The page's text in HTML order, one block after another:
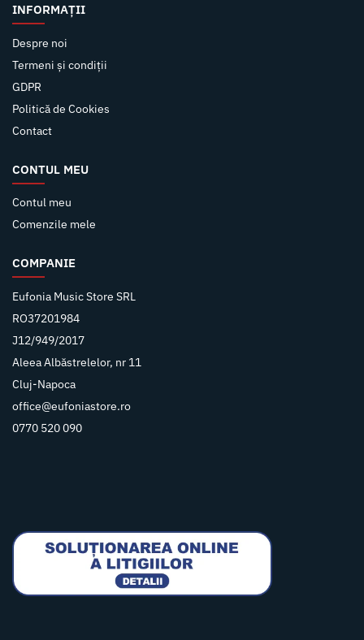
INFORMAȚII
Despre noi
Termeni și condiții
GDPR
Politică de Cookies
Contact
CONTUL MEU
Contul meu
Comenzile mele
COMPANIE
Eufonia Music Store SRL
RO37201984
J12/949/2017
Aleea Albăstrelelor, nr 11
Cluj-Napoca
office@eufoniastore.ro
0770 520 090